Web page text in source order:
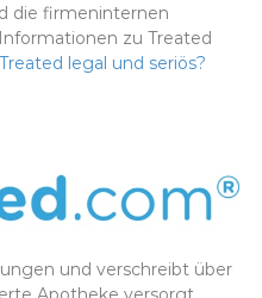
die firmeninternen
zu Treated
legal und seriös?
und verschreibt über